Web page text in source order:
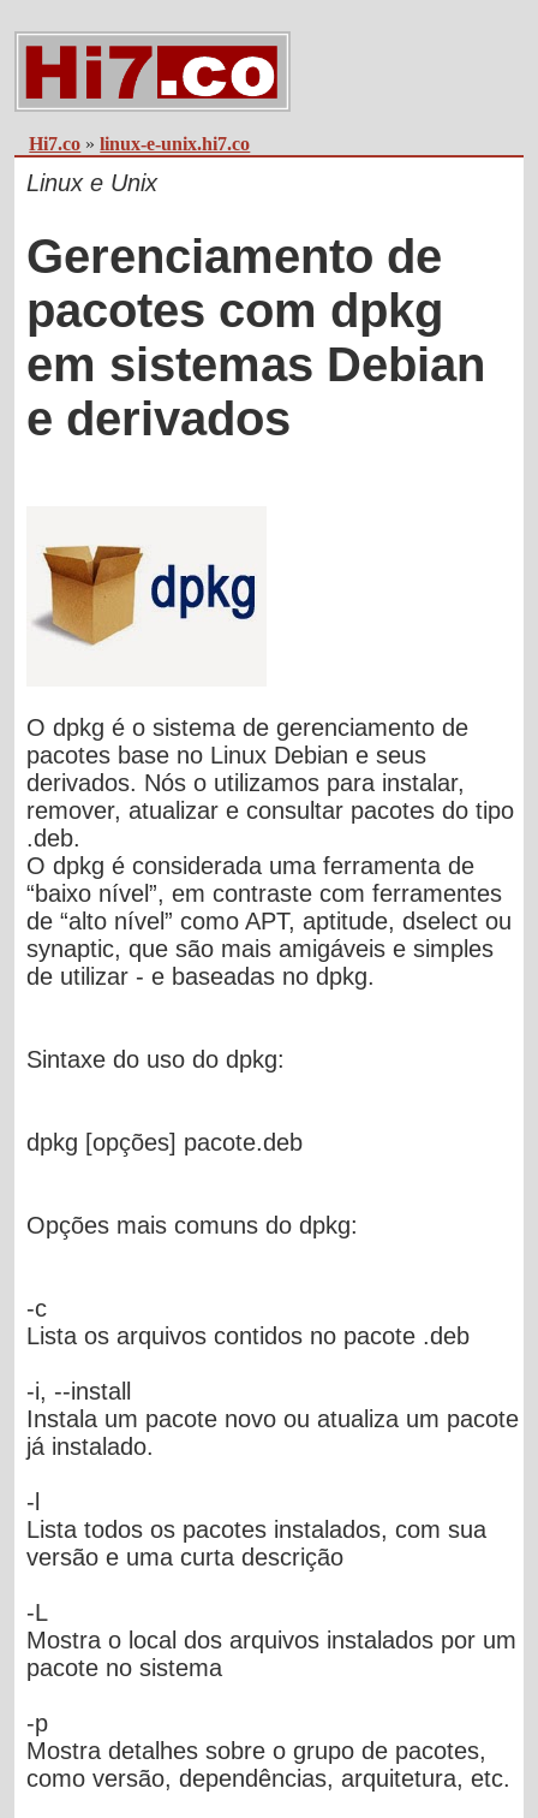
Hi7.co »linux-e-unix.hi7.co
Linux e Unix
Gerenciamento de
pacotes com dpkg
em sistemas Debian
e derivados
O dpkg é o sistema de gerenciamento de
pacotes base no Linux Debian e seus
derivados. Nós o utilizamos para instalar,
remover, atualizar e consultar pacotes do tipo
.deb.
O dpkg é considerada uma ferramenta de
“baixo nível”, em contraste com ferramentes
de “alto nível” como APT, aptitude, dselect ou
synaptic, que são mais amigáveis e simples
de utilizar - e baseadas no dpkg.
Sintaxe do uso do dpkg:
dpkg [opções] pacote.deb
Opções mais comuns do dpkg:
-c
Lista os arquivos contidos no pacote .deb
-i, --install
Instala um pacote novo ou atualiza um pacote
já instalado.
-l
Lista todos os pacotes instalados, com sua
versão e uma curta descrição
-L
Mostra o local dos arquivos instalados por um
pacote no sistema
-p
Mostra detalhes sobre o grupo de pacotes,
como versão, dependências, arquitetura, etc.